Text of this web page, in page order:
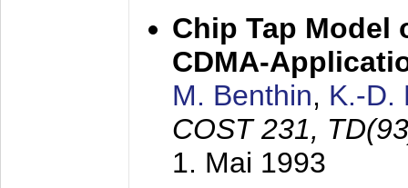
Chip Tap Model
CDMA-
M. Benthin, K.-D.
COST 231,
1. Mai 1993